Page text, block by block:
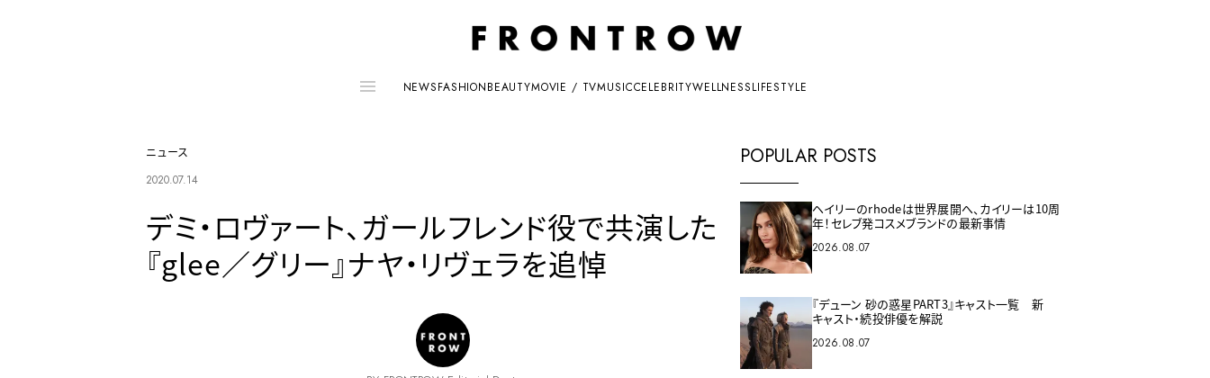
NEWSFASHIONBEAUTYMOVIE / TVMUSICCELEBRITYWELLNESSLIFESTYLE
ニュース
2020.07.14
デミ・ロヴァート、ガールフレンド役で共演した
『glee／グリー』ナヤ・リヴェラを追悼
POPULAR POSTS
ヘイリーのrhodeは世界展開へ、カイリーは10周
年！セレブ発コスメブランドの最新事情
2026.08.07
『デューン 砂の惑星PART3』キャスト一覧 新
キャスト・続投俳優を解説
2026.08.07